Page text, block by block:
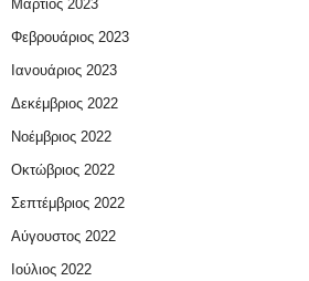
Μάρτιος 2023
Φεβρουάριος 2023
Ιανουάριος 2023
Δεκέμβριος 2022
Νοέμβριος 2022
Οκτώβριος 2022
Σεπτέμβριος 2022
Αύγουστος 2022
Ιούλιος 2022